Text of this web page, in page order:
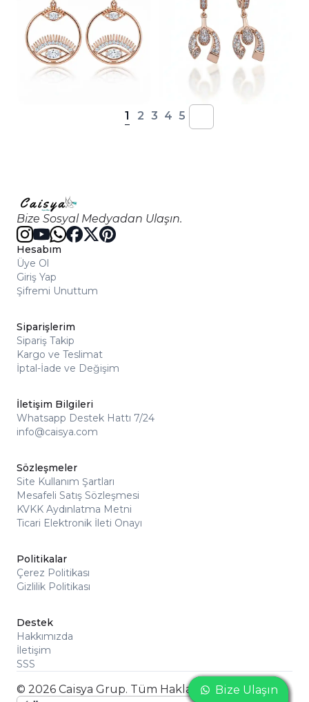
1 2 3 4 5
Bize Sosyal Medyadan Ulaşın.
Hesabım
Üye Ol
Giriş Yap
Şifremi Unuttum
Siparişlerim
Sipariş Takip
Kargo ve Teslimat
İptal-İade ve Değişim
İletişim Bilgileri
Whatsapp Destek Hattı 7/24
info@caisya.com
Sözleşmeler
Site Kullanım Şartları
Mesafeli Satış Sözleşmesi
KVKK Aydınlatma Metni
Ticari Elektronik İleti Onayı
Politikalar
Çerez Politikası
Gizlilik Politikası
Destek
Hakkımızda
İletişim
SSS
© 2026 Caisya Grup. Tüm Hakları SaklıdırBize Ulaşın
Bize Ulaşın
Bize Ulaşın